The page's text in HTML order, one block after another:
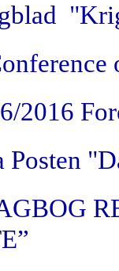
2016
Posten